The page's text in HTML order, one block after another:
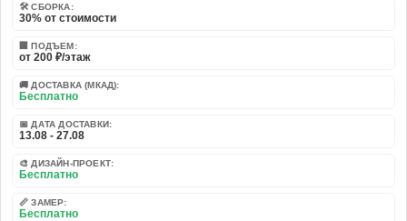
🛠️ СБОРКА:
30% от стоимости
🏢 ПОДЪЕМ:
от 200 ₽/этаж
🚚 ДОСТАВКА (МКАД):
Бесплатно
📅 ДАТА ДОСТАВКИ:
13.08 - 27.08
🎨 ДИЗАЙН-ПРОЕКТ:
Бесплатно
📏 ЗАМЕР:
Бесплатно